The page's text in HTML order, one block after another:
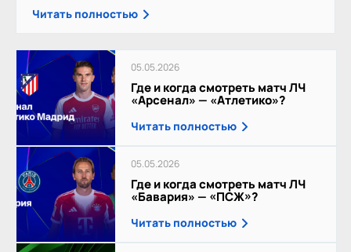
Читать полностью
05.05.2026
Где и когда смотреть матч ЛЧ
«Арсенал» — «Атлетико»?
Читать полностью
05.05.2026
Где и когда смотреть матч ЛЧ
«Бавария» — «ПСЖ»?
Читать полностью